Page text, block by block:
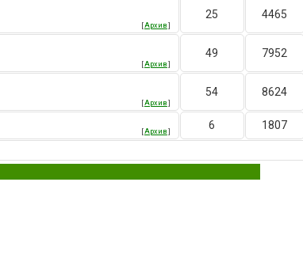
[Архив]
25 4465
[Архив]
49 7952
[Архив]
54 8624
[Архив] 6 1807